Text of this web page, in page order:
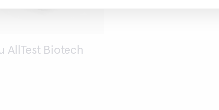
AllTest Biotech